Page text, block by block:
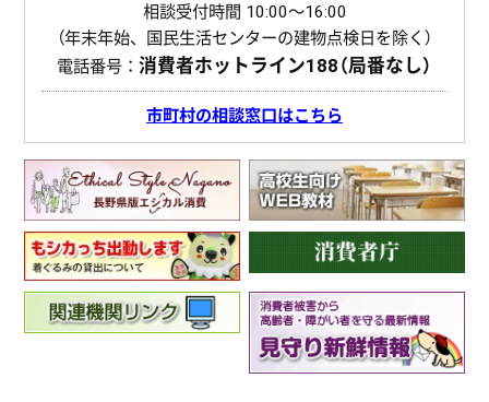
相談受付時間 10:00〜16:00
（年末年始、国民生活センターの建物点検日を除く）
電話番号： 消費者ホットライン188（局番なし）
市町村の相談窓口はこちら